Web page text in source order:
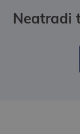
Neatradi